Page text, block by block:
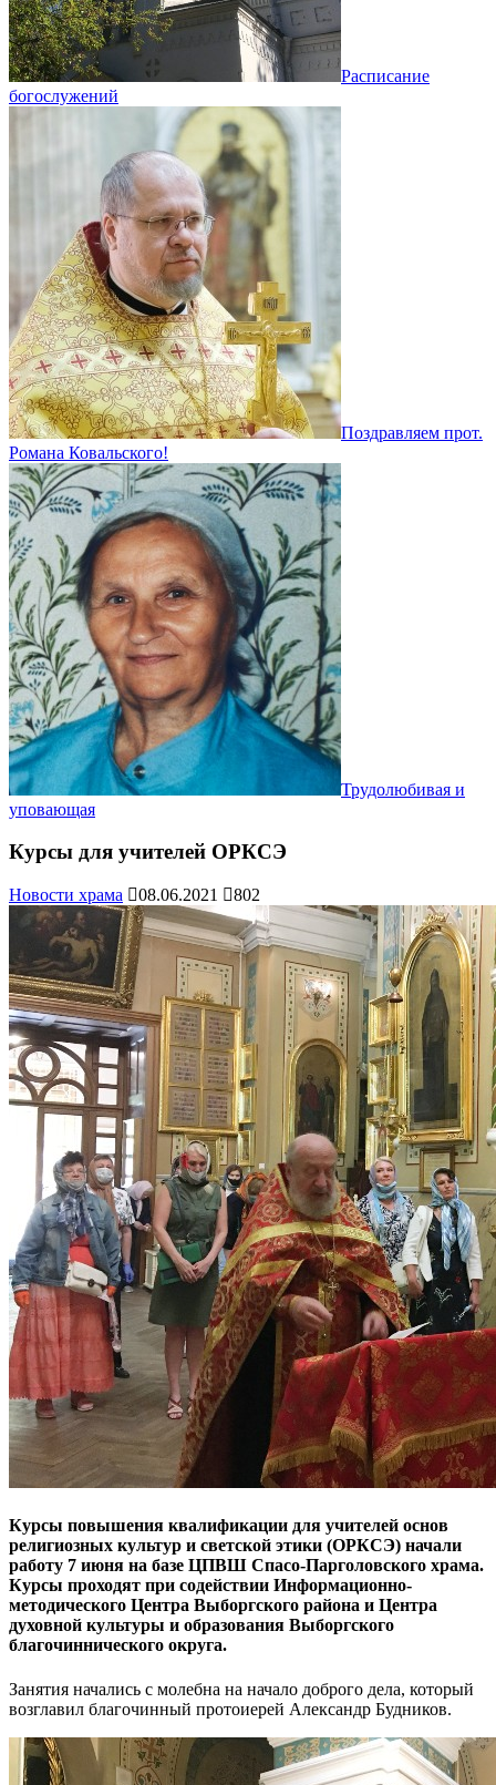
Расписание
богослужений
Поздравляем прот.
Романа Ковальского!
Трудолюбивая и
уповающая
Курсы для учителей ОРКСЭ
Новости храма 08.06.2021 802
Курсы повышения квалификации для учителей основ
религиозных культур и светской этики (ОРКСЭ) начали
работу 7 июня на базе ЦПВШ Спасо-Парголовского храма.
Курсы проходят при содействии Информационно-
методического Центра Выборгского района и Центра
духовной культуры и образования Выборгского
благочиннического округа.
Занятия начались с молебна на начало доброго дела, который
возглавил благочинный протоиерей Александр Будников.